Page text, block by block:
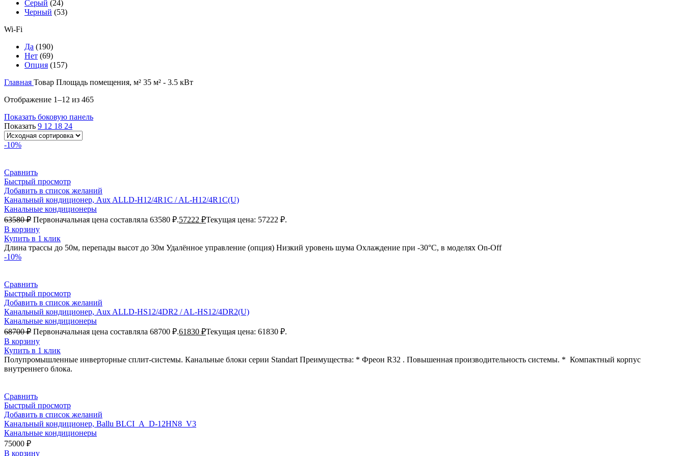
Серый (24)
Черный (53)
Wi-Fi
Да (190)
Нет (69)
Опция (157)
Главная Товар Площадь помещения, м² 35 м² - 3.5 кВт
Отображение 1–12 из 465
Показать боковую панель
Показать 9 12 18 24
-10%
Сравнить
Быстрый просмотр
Добавить в список желаний
Канальный кондиционер, Aux ALLD-H12/4R1C / AL-H12/4R1С(U)
Канальные кондиционеры
63580₽ Первоначальная цена составляла 63580 ₽.57222 ₽Текущая цена: 57222 ₽.
В корзину
Купить в 1 клик
Длина трассы до 50м, перепады высот до 30м Удалённое управление (опция) Низкий уровень шума Охлаждение при -30°С, в моделях On-Off
-10%
Сравнить
Быстрый просмотр
Добавить в список желаний
Канальный кондиционер, Aux ALLD-HS12/4DR2 / AL-HS12/4DR2(U)
Канальные кондиционеры
68700₽ Первоначальная цена составляла 68700 ₽.61830 ₽Текущая цена: 61830 ₽.
В корзину
Купить в 1 клик
Полупромышленные инверторные сплит-системы. Канальные блоки серии Standart Преимущества: * Фреон R32 . Повышенная производительность системы. * Компактный корпус
внутреннего блока.
Сравнить
Быстрый просмотр
Добавить в список желаний
Канальный кондиционер, Ballu BLCI_A_D-12HN8_V3
Канальные кондиционеры
75000 ₽
В корзину